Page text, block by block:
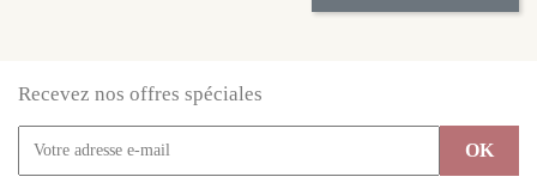
Recevez nos offres spéciales